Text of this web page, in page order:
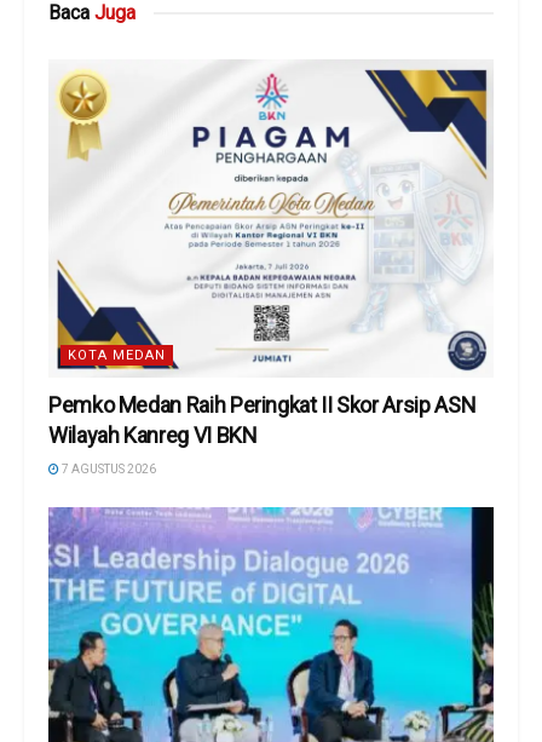
Baca Juga
KOTA MEDAN
Pemko Medan Raih Peringkat II Skor Arsip ASN
Wilayah Kanreg VI BKN
7 AGUSTUS 2026